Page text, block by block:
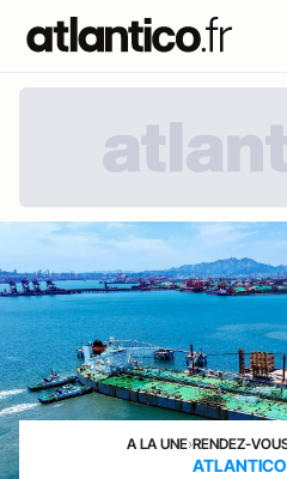
A LA UNE›RENDEZ-
ATLANTICO